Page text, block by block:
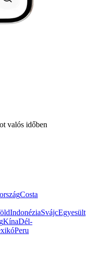
valós időben
Costa
IndonéziaSvájcEgyesült
KínaDél-
Peru